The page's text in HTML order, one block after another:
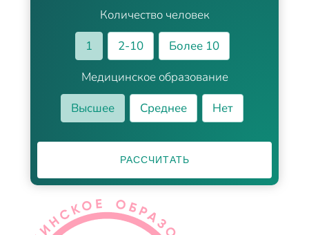
Количество человек
1
2-10
Более 10
Медицинское образование
Высшее
Среднее Нет
РАССЧИТАТЬ